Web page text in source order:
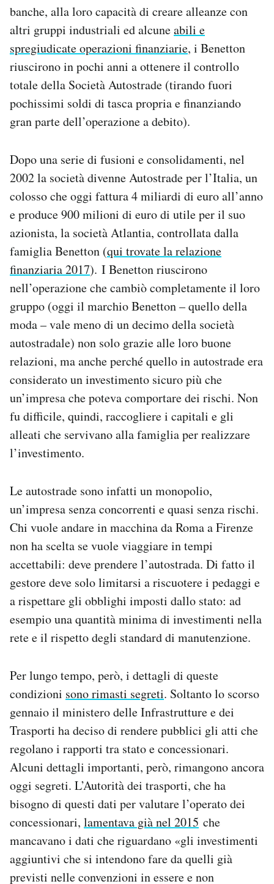
banche, alla loro capacità di creare alleanze con
altri gruppi industriali ed alcuneabili e
spregiudicate operazioni finanziarie, i Benetton
riuscirono in pochi anni a ottenere il controllo
totale della Società Autostrade (tirando fuori
pochissimi soldi di tasca propria e finanziando
gran parte dell’operazione a debito).
Dopo una serie di fusioni e consolidamenti, nel
2002 la società divenne Autostrade per l’Italia, un
colosso che oggi fattura 4 miliardi di euro all’anno
e produce 900 milioni di euro di utile per il suo
azionista, la società Atlantia, controllata dalla
famiglia Benetton (qui trovate la relazione
finanziaria 2017). I Benetton riuscirono
nell’operazione che cambiò completamente il loro
gruppo (oggi il marchio Benetton – quello della
moda – vale meno di un decimo della società
autostradale) non solo grazie alle loro buone
relazioni, ma anche perché quello in autostrade era
considerato un investimento sicuro più che
un’impresa che poteva comportare dei rischi. Non
fu difficile, quindi, raccogliere i capitali e gli
alleati che servivano alla famiglia per realizzare
l’investimento.
Le autostrade sono infatti un monopolio,
un’impresa senza concorrenti e quasi senza rischi.
Chi vuole andare in macchina da Roma a Firenze
non ha scelta se vuole viaggiare in tempi
accettabili: deve prendere l’autostrada. Di fatto il
gestore deve solo limitarsi a riscuotere i pedaggi e
a rispettare gli obblighi imposti dallo stato: ad
esempio una quantità minima di investimenti nella
rete e il rispetto degli standard di manutenzione.
Per lungo tempo, però, i dettagli di queste
condizioni sono rimasti segreti. Soltanto lo scorso
gennaio il ministero delle Infrastrutture e dei
Trasporti ha deciso di rendere pubblici gli atti che
regolano i rapporti tra stato e concessionari.
Alcuni dettagli importanti, però, rimangono ancora
oggi segreti. L’Autorità dei trasporti, che ha
bisogno di questi dati per valutare l’operato dei
concessionari, lamentava già nel 2015 che
mancavano i dati che riguardano «gli investimenti
aggiuntivi che si intendono fare da quelli già
previsti nelle convenzioni in essere e non